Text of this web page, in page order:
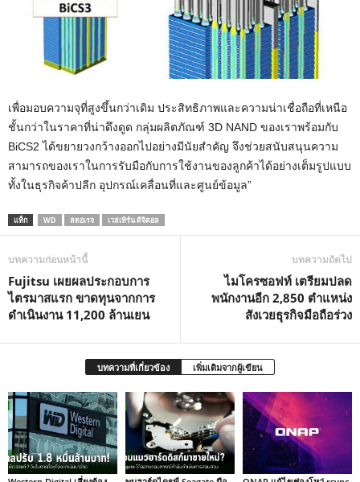
เพื่อมอบความจุที่สูงขึ้นกว่าเดิม ประสิทธิภาพและความน่าเชื่อถือที่เหนือ
ชั้นกว่าในราคาที่น่าดึงดูด กลุ่มผลิตภัณฑ์ 3D NAND ของเราพร้อมกับ
BiCS2 ได้ขยายวงกว้างออกไปอย่างมีนัยสำคัญ จึงช่วยสนับสนุนความ
สามารถของเราในการรับมือกับการใช้งานของลูกค้าได้อย่างเต็มรูปแบบ
ทั้งในธุรกิจค้าปลีก อุปกรณ์เคลื่อนที่และศูนย์ข้อมูล”
แท็ก WD สตอเรจ เวสเทิร์น ดิจิตอล
บทความก่อนหน้านี้
Fujitsu เผยผลประกอบการ
ไตรมาสแรก ขาดทุนจากการ
ดำเนินงาน 11,200 ล้านเยน
บทความถัดไป
ไมโครซอฟท์ เตรียมปลด
พนักงานอีก 2,850 ตำแหน่ง
สังเวยธุรกิจมือถือร่วง
บทความที่เกี่ยวข้อง เพิ่มเติมจากผู้เขียน